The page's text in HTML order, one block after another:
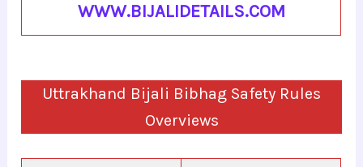
WWW.BIJALIDETAILS.COM
Uttrakhand Bijali Bibhag Safety Rules
Overviews